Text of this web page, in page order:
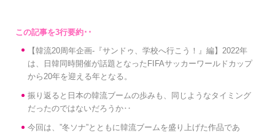
【韓流20周年企画-『サンドゥ、学校へ行こう！』編】2022年
は、日韓同時開催が話題となったFIFAサッカーワールドカップ
から20年を迎える年となる。
振り返ると日本の韓流ブームの歩みも、同じようなタイミング
だったのではないだろうか‥
今回は、”冬ソナ”とともに韓流ブームを盛り上げた作品であ